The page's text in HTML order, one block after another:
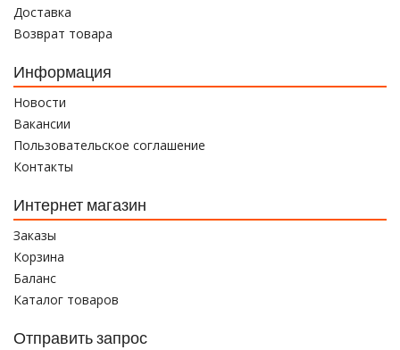
Доставка
Возврат товара
Информация
Новости
Вакансии
Пользовательское соглашение
Контакты
Интернет магазин
Заказы
Корзина
Баланс
Каталог товаров
Отправить запрос